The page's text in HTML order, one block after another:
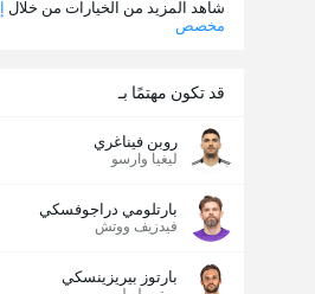
شاهد المزيد من الخيارات من خلال
مخصص
قد تكون مهتمًا بـ
روبن فيناغري
ليغيا وارسو
بارتلومي دراجوفسكي
فيدزيف ووتش
بارتوز بيريزينسكي